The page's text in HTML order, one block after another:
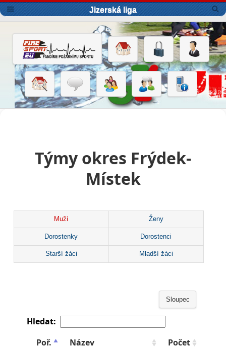
Jizerská liga
Týmy okres Frýdek-
Místek
Muži Ženy
Dorostenky Dorostenci
Starší žáci Mladší žáci
Sloupec
Hledat:
Poř.
Název
Počet